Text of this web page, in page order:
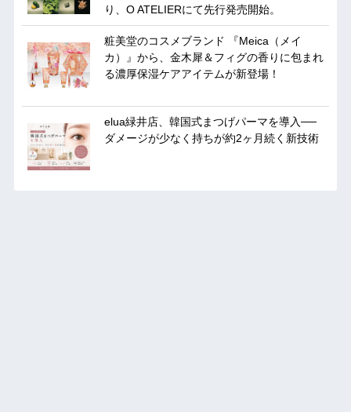
り、O ATELIERにて先行発売開始。
粧美堂のコスメブランド 『Meica（メイ
カ）』から、金木犀＆フィグの香りに包まれ
る濃厚保湿ケアアイテムが新登場！
elua緑井店、韓国式まつげパーマを導入──
ダメージが少なく持ちが約2ヶ月続く新技術